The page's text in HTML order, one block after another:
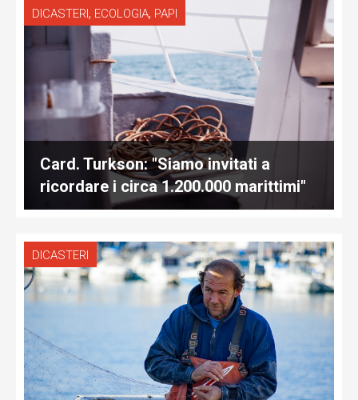
DICASTERI, ECOLOGIA, PAPI
Card. Turkson: "Siamo invitati a
ricordare i circa 1.200.000 marittimi"
DICASTERI